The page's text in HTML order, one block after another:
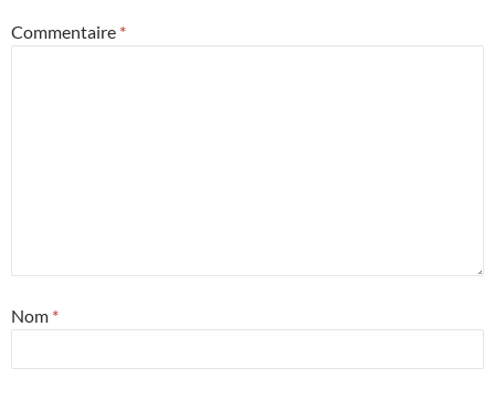
Commentaire *
Nom *